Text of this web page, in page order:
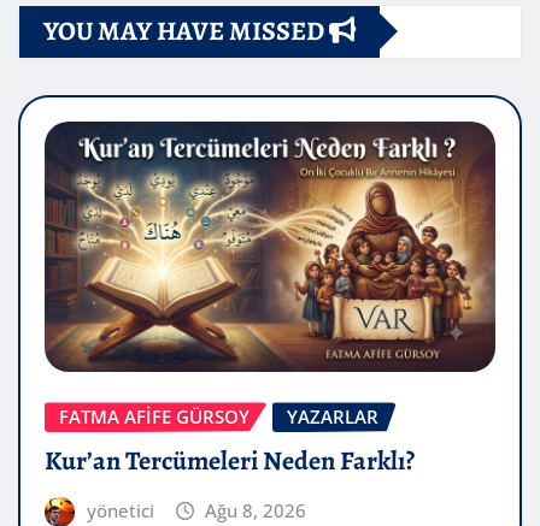
YOU MAY HAVE MISSED
FATMA AFİFE GÜRSOY YAZARLAR
Kur’an Tercümeleri Neden Farklı?
yönetici Ağu 8, 2026